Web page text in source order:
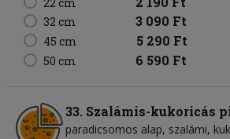
32 cm 3 090 Ft
45 cm 5 290 Ft
50 cm 6 590 Ft
33. Szalámis-kukoricás
paradicsomos alap szalámi